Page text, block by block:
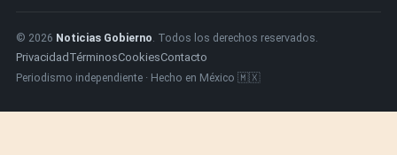
© 2026 Noticias Gobierno. Todos los derechos reservados.
Privacidad TérminosCookiesContacto
Periodismo independiente · Hecho en México 🇲🇽